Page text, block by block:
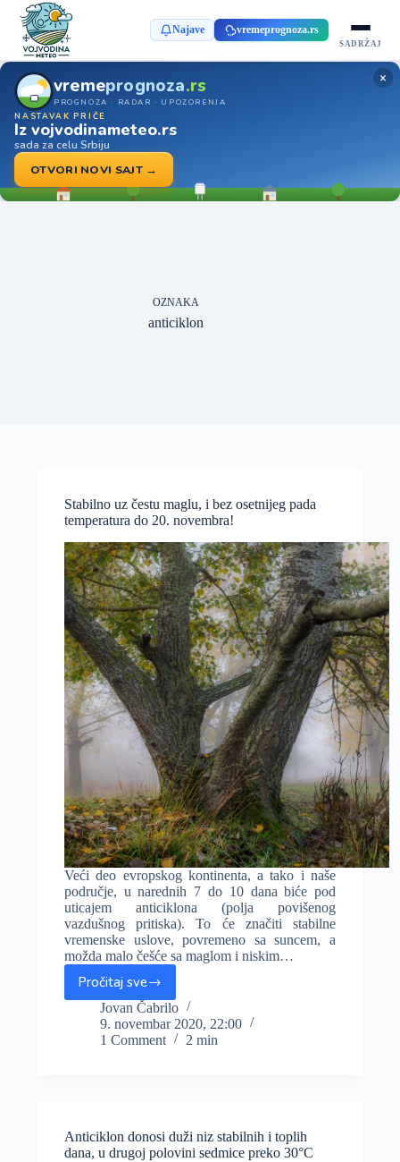
Najave vremeprognoza.rs
SADRŽAJ
vremeprognoza.rs
PROGNOZA · RADAR · UPOZORENJA
NASTAVAK PRIČE
Iz vojvodinameteo.rs
sada za celu Srbiju
OTVORI NOVI SAJT →
×
OZNAKA
anticiklon
Stabilno uz čestu maglu, i bez osetnijeg pada
temperatura do 20. novembra!
Veći deo evropskog kontinenta, a tako i naše
područje, u narednih 7 do 10 dana biće pod
uticajem anticiklona (polja povišenog
vazdušnog pritiska). To će značiti stabilne
vremenske uslove, povremeno sa suncem, a
možda malo češće sa maglom i niskim…
Pročitaj sve
Stabilno
uz
čestu
maglu,
temperatura
do
Jovan Čabrilo
9. novembar 2020, 22:00
1 Comment
2 min
Anticiklon donosi duži niz stabilnih i toplih
dana, u drugoj polovini sedmice preko 30°C